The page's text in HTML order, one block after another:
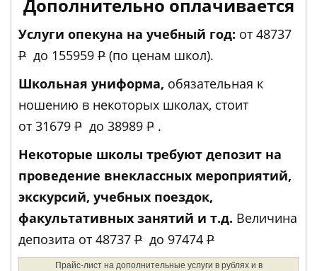
Дополнительно оплачивается
Услуги опекуна на учебный год: от 48737
Р до 155959 Р (по ценам школ).
Школьная униформа, обязательная к
ношению в некоторых школах, стоит
от 31679 Р до 38989 Р .
Некоторые школы требуют депозит на
проведение внеклассных мероприятий,
экскурсий, учебных поездок,
факультативных занятий и т.д. Величина
депозита от 48737 Р до 97474 Р
Прайс-лист на дополнительные услуги в рублях и в